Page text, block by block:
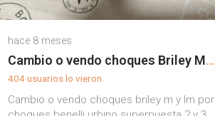
(0)
hace 8 meses
Cambio o vendo choques Briley M y LM
404 usuarios lo vieron
Cambio o vendo choques briley m y lm por